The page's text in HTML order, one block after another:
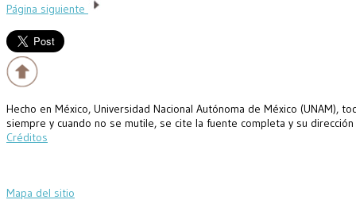
Página siguiente
Hecho en México, Universidad Nacional Autónoma de México
siempre y cuando no se mutile, se cite la fuente completa y su
Créditos
Mapa del sitio